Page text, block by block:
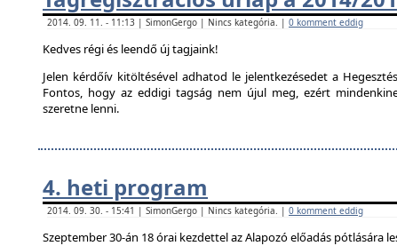
2014. 09. 11. - 11:13 | SimonGergo | Nincs kategória. | 0 komment eddig
Kedves régi és leendő új tagjaink!
Jelen kérdőív kitöltésével adhatod le jelentkezésedet a
Fontos, hogy az eddigi tagság nem újul meg, ezért
szeretne lenni.
4. heti program
2014. 09. 30. - 15:41 | SimonGergo | Nincs kategória. | 0 komment eddig
Szeptember 30-án 18 órai kezdettel az Alapozó előadás pótlására